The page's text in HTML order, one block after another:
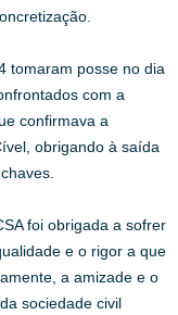
tomaram posse no dia
com a
confirmava a
obrigando à saída
foi obrigada a sofrer
e o rigor a que
a amizade e o
sociedade civil